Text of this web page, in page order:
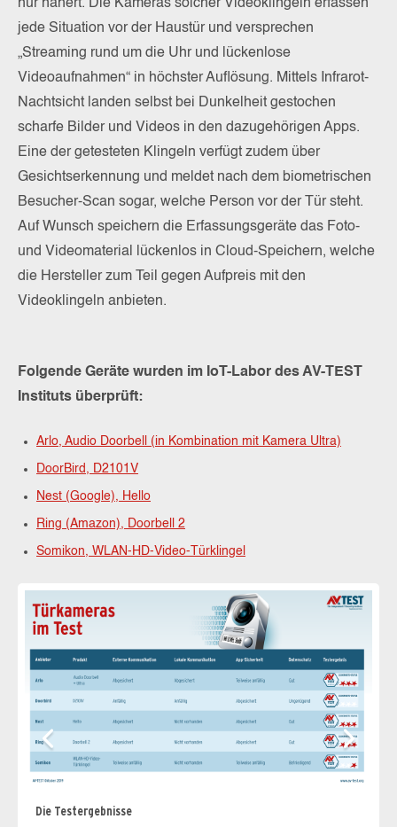
nur nähert. Die Kameras solcher Videoklingeln erfassen
jede Situation vor der Haustür und versprechen
„Streaming rund um die Uhr und lückenlose
Videoaufnahmen“ in höchster Auflösung. Mittels Infrarot-
Nachtsicht landen selbst bei Dunkelheit gestochen
scharfe Bilder und Videos in den dazugehörigen Apps.
Eine der getesteten Klingeln verfügt zudem über
Gesichtserkennung und meldet nach dem biometrischen
Besucher-Scan sogar, welche Person vor der Tür steht.
Auf Wunsch speichern die Erfassungsgeräte das Foto-
und Videomaterial lückenlos in Cloud-Speichern, welche
die Hersteller zum Teil gegen Aufpreis mit den
Videoklingeln anbieten.
Folgende Geräte wurden im IoT-Labor des AV-TEST
Instituts überprüft:
Arlo, Audio Doorbell (in Kombination mit Kamera Ultra)
DoorBird, D2101V
Nest (Google), Hello
Ring (Amazon), Doorbell 2
Somikon, WLAN-HD-Video-Türklingel
Die Testergebnisse